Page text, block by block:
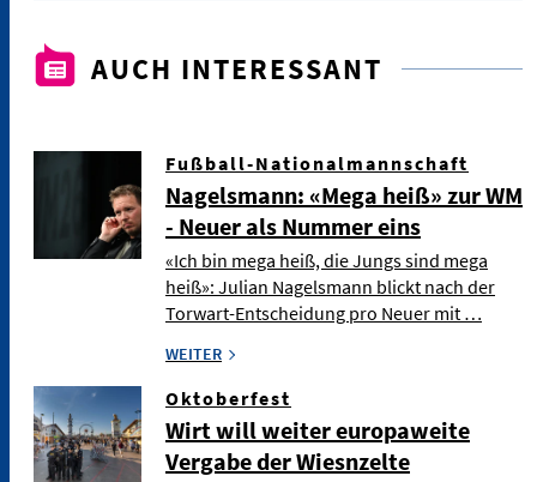
AUCH INTERESSANT
Fußball-Nationalmannschaft
Nagelsmann: «Mega heiß» zur WM
- Neuer als Nummer eins
«Ich bin mega heiß, die Jungs sind mega
heiß»: Julian Nagelsmann blickt nach der
Torwart-Entscheidung pro Neuer mit …
WEITER
Oktoberfest
Wirt will weiter europaweite
Vergabe der Wiesnzelte